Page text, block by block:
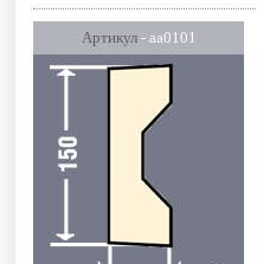
Артикул- аа0101